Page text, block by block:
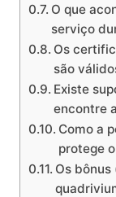
O que
serviço
Os
são
Existe
encontre
Como a
protege
Os